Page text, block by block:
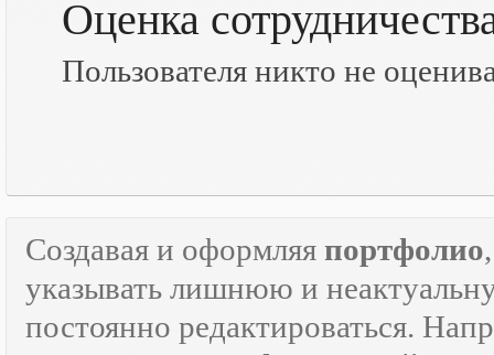
Оценка
Пользователя никто не
Создавая и оформляя портфолио
указывать лишнюю и
постоянно редактироваться.